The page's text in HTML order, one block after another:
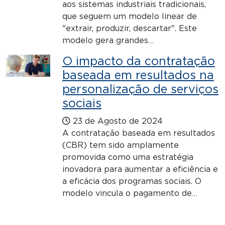
aos sistemas industriais tradicionais,
que seguem um modelo linear de
"extrair, produzir, descartar". Este
modelo gera grandes…
O impacto da contratação
baseada em resultados na
personalização de serviços
sociais
23 de Agosto de 2024
A contratação baseada em resultados
(CBR) tem sido amplamente
promovida como uma estratégia
inovadora para aumentar a eficiência e
a eficácia dos programas sociais. O
modelo vincula o pagamento de…